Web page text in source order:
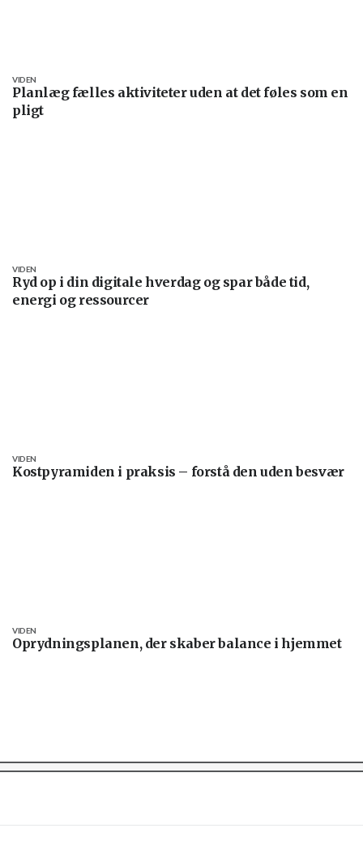
Planlæg fælles aktiviteter uden at det føles som en
pligt
VIDEN
Ryd op i din digitale hverdag og spar både tid,
energi og ressourcer
VIDEN
Kostpyramiden i praksis – forstå den uden besvær
VIDEN
Oprydningsplanen, der skaber balance i hjemmet
VIDEN